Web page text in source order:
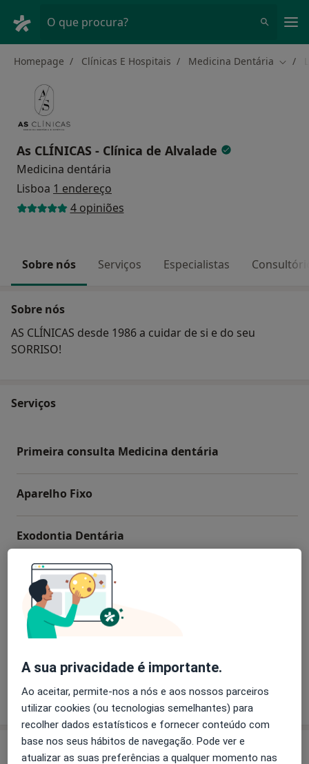
O que procura?
Homepage Clínicas E Hospitais Medicina Dentária
As CLÍNICAS - Clínica de Alvalade
Medicina dentária
Lisboa 1 endereço
4 opiniões
Sobre nós Serviços Especialistas
Sobre nós
AS CLÍNICAS desde 1986 a cuidar de si e do seu
SORRISO!
Serviços
Primeira consulta Medicina dentária
Aparelho Fixo
Exodontia Dentária
Destartarização
Restauração Dentária
Como mostramos os preços?
Especialistas Verificar meu plano de sáude
A sua privacidade é importante.
Ao aceitar, permite-nos a nós e aos nossos parceiros
utilizar cookies (ou tecnologias semelhantes) para
recolher dados estatísticos e fornecer conteúdo com
base nos seus hábitos de navegação. Pode ver e
atualizar as suas preferências a qualquer momento nas